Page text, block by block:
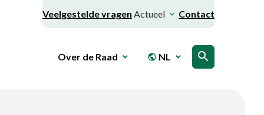
Veelgestelde vragen Actueel Contact
Over de Raad public NL search